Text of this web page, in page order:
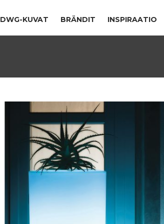
DWG-KUVAT BRÄNDIT INSPIRAATIO